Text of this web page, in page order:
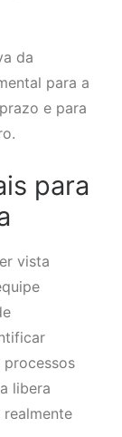
da
para a
e para
para
vista
libera